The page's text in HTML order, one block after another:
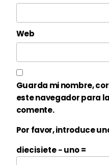
Web
Guarda mi nombre,
este navegador para
comente.
Por favor, introduce
diecisiete − uno =